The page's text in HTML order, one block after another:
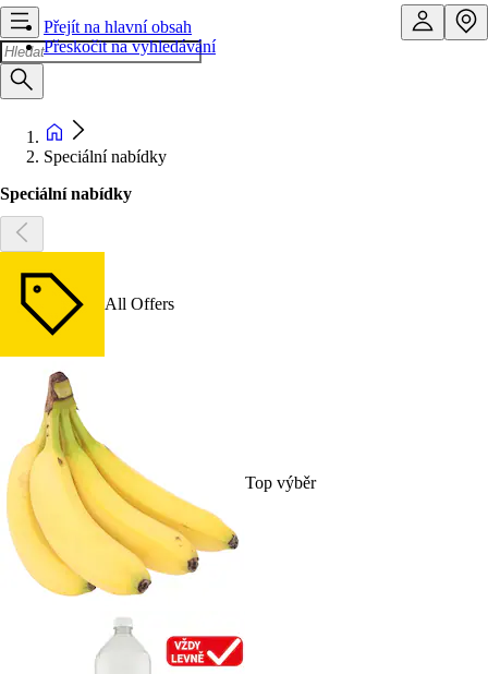
Přejít na hlavní obsah
Přeskočit na vyhledávání
Speciální nabídky
Speciální nabídky
All Offers
Top výběr